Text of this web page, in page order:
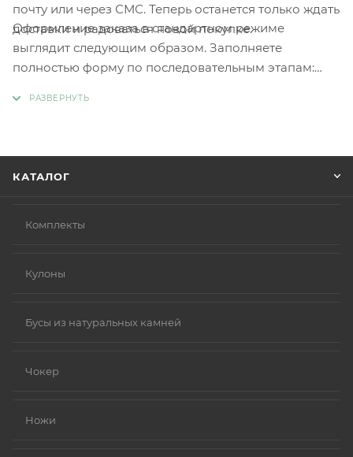
почту или через СМС. Теперь останется только ждать
доставки и радоваться новой покупке.
Оформление заказа в стандартном режиме
выглядит следующим образом. Заполняете
полностью форму по последовательным этапам:
КАТАЛОГ
Комплекты
Кулоны
Бусы из натуральных камней
Чокер
Ножи